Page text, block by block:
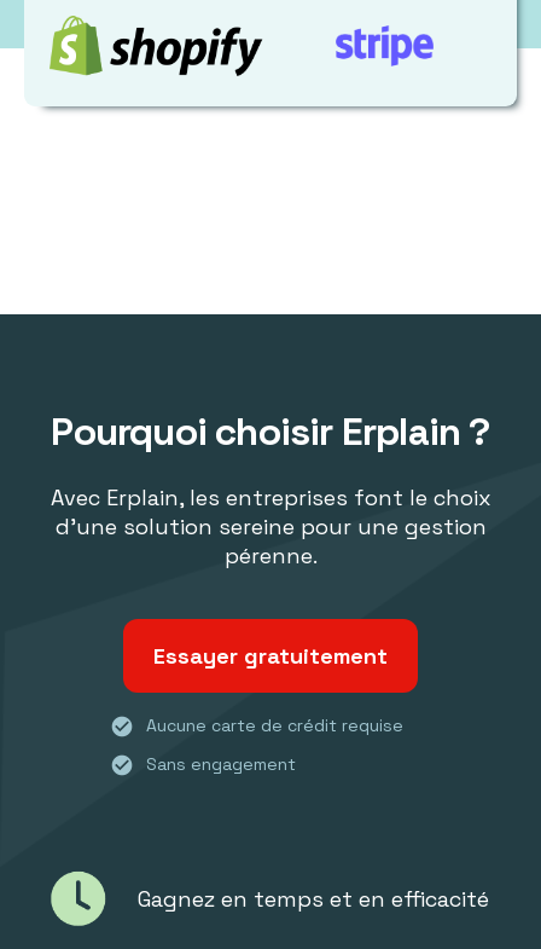
Pourquoi choisir Erplain ?
Avec Erplain, les entreprises font le choix
d'une solution sereine pour une gestion
pérenne.
Essayer gratuitement
check_circle Aucune carte de crédit requise
check_circle Sans engagement
Gagnez en temps et en efficacité